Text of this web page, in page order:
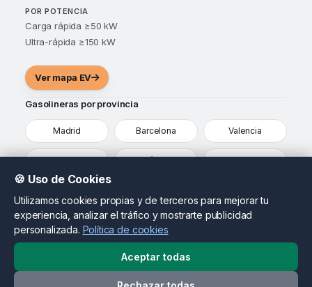
POR POTENCIA
Carga rápida ≥50 kW
Ultra-rápida ≥150 kW
Ver mapa EV
Gasolineras por provincia
Madrid Barcelona Valencia
Sevilla Málaga Alicante
¿Eres propietario de una gasolinera?
conductores que ya están comparando opciones en tu
🍪 Uso de Cookies
Utilizamos cookies propias y de terceros para mejorar tu
experiencia, analizar el tráfico y mostrarte publicidad
personalizada. Política de cookies
Aceptar todas